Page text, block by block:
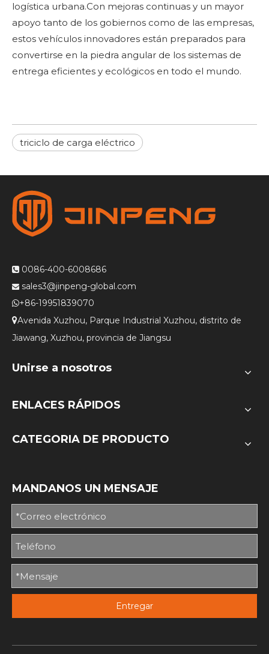
logística urbana.Con mejoras continuas y un mayor
apoyo tanto de los gobiernos como de las empresas,
estos vehículos innovadores están preparados para
convertirse en la piedra angular de los sistemas de
entrega eficientes y ecológicos en todo el mundo.
triciclo de carga eléctrico
 0086-400-6008686
 sales3@jinpeng-global.com
+86-19951839070
Avenida Xuzhou, Parque Industrial Xuzhou, distrito de
Jiawang, Xuzhou, provincia de Jiangsu
Unirse a nosotros
ENLACES RÁPIDOS
CATEGORIA DE PRODUCTO
MANDANOS UN MENSAJE
Entregar